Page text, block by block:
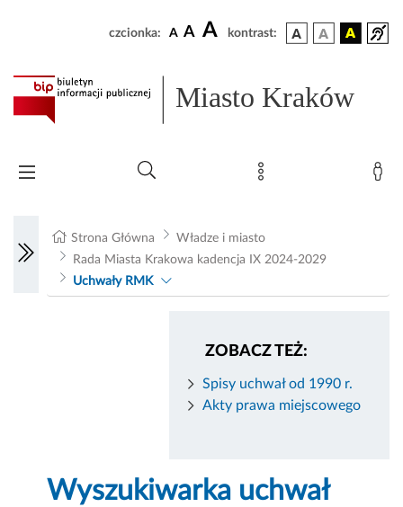
czcionka: A A A kontrast:
Miasto Kraków
Strona Główna
Władze i miasto
Rada Miasta Krakowa kadencja IX 2024-2029
Uchwały RMK
ZOBACZ TEŻ:
Spisy uchwał od 1990 r.
Akty prawa miejscowego
Wyszukiwarka uchwał